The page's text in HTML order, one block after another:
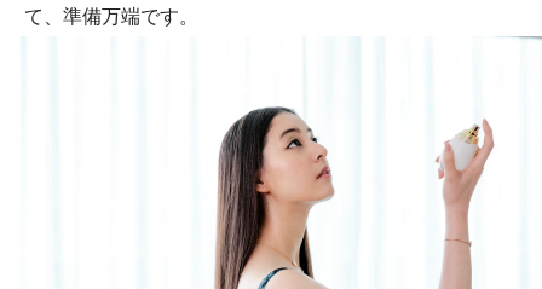
て、準備万端です。